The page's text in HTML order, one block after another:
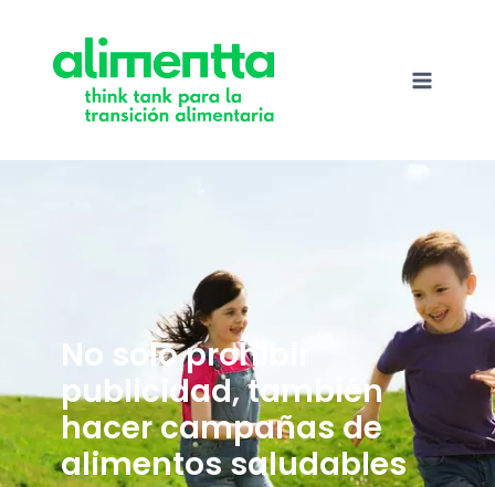
contenido
No solo prohibir
publicidad, también
hacer campañas de
alimentos saludables